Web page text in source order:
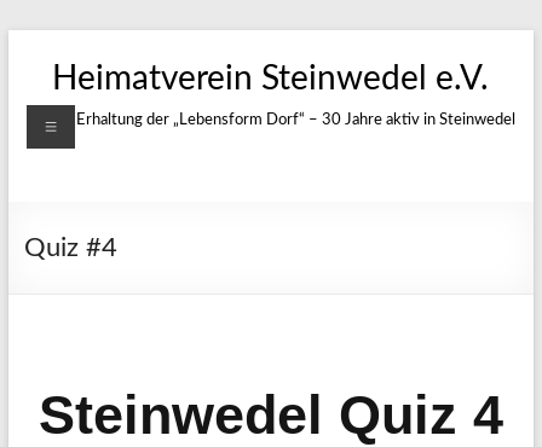
Inhalt
springenHeimatverein Steinwedel e.V.
Für die Erhaltung der „Lebensform Dorf“ – 30 Jahre aktiv in Steinwedel
Menü
Quiz #4
Steinwedel Quiz 4